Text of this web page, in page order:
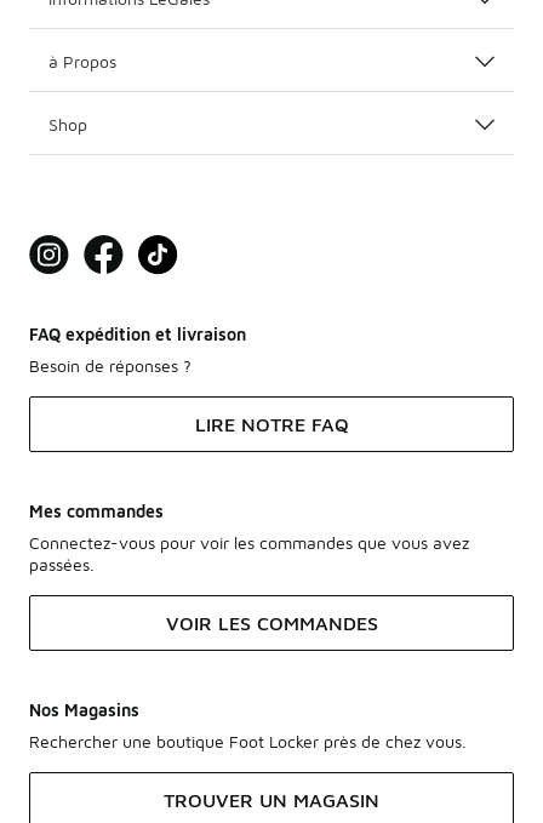
à Propos
Shop
FAQ expédition et livraison
Besoin de réponses ?
LIRE NOTRE FAQ
Mes commandes
Connectez-vous pour voir les commandes que vous avez
passées.
VOIR LES COMMANDES
Nos Magasins
Rechercher une boutique Foot Locker près de chez vous.
TROUVER UN MAGASIN